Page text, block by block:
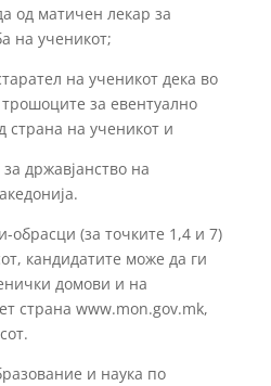
од матичен лекар за
на ученикот;
на ученикот дека во
за евентуално
страна на ученикот и
државјанство на
обрасци (за точките 1,4 и 7)
кандидатите може да ги
домови и на
страна www.mon.gov.mk,
и наука по